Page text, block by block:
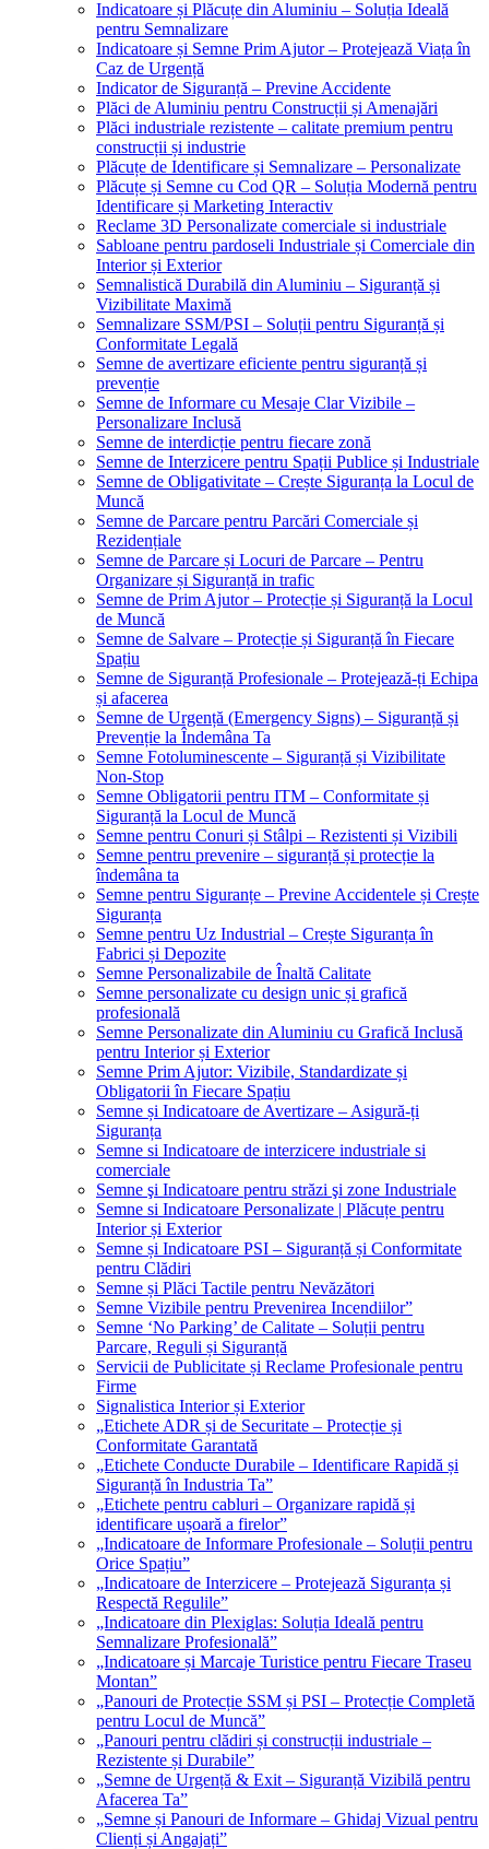
Indicatoare și Plăcuțe din Aluminiu – Soluția Ideală
pentru Semnalizare
Indicatoare și Semne Prim Ajutor – Protejează Viața în
Caz de Urgență
Indicator de Siguranță – Previne Accidente
Plăci de Aluminiu pentru Construcții și Amenajări
Plăci industriale rezistente – calitate premium pentru
construcții și industrie
Plăcuțe de Identificare și Semnalizare – Personalizate
Plăcuțe și Semne cu Cod QR – Soluția Modernă pentru
Identificare și Marketing Interactiv
Reclame 3D Personalizate comerciale si industriale
Sabloane pentru pardoseli Industriale și Comerciale din
Interior și Exterior
Semnalistică Durabilă din Aluminiu – Siguranță și
Vizibilitate Maximă
Semnalizare SSM/PSI – Soluții pentru Siguranță și
Conformitate Legală
Semne de avertizare eficiente pentru siguranță și
prevenție
Semne de Informare cu Mesaje Clar Vizibile –
Personalizare Inclusă
Semne de interdicție pentru fiecare zonă
Semne de Interzicere pentru Spații Publice și Industriale
Semne de Obligativitate – Crește Siguranța la Locul de
Muncă
Semne de Parcare pentru Parcări Comerciale și
Rezidențiale
Semne de Parcare și Locuri de Parcare – Pentru
Organizare și Siguranță in trafic
Semne de Prim Ajutor – Protecție și Siguranță la Locul
de Muncă
Semne de Salvare – Protecție și Siguranță în Fiecare
Spațiu
Semne de Siguranță Profesionale – Protejează-ți Echipa
și afacerea
Semne de Urgență (Emergency Signs) – Siguranță și
Prevenție la Îndemâna Ta
Semne Fotoluminescente – Siguranță și Vizibilitate
Non-Stop
Semne Obligatorii pentru ITM – Conformitate și
Siguranță la Locul de Muncă
Semne pentru Conuri și Stâlpi – Rezistenti și Vizibili
Semne pentru prevenire – siguranță și protecție la
îndemâna ta
Semne pentru Siguranțe – Previne Accidentele și Crește
Siguranța
Semne pentru Uz Industrial – Crește Siguranța în
Fabrici și Depozite
Semne Personalizabile de Înaltă Calitate
Semne personalizate cu design unic și grafică
profesională
Semne Personalizate din Aluminiu cu Grafică Inclusă
pentru Interior și Exterior
Semne Prim Ajutor: Vizibile, Standardizate și
Obligatorii în Fiecare Spațiu
Semne și Indicatoare de Avertizare – Asigură-ți
Siguranța
Semne si Indicatoare de interzicere industriale si
comerciale
Semne şi Indicatoare pentru străzi şi zone Industriale
Semne si Indicatoare Personalizate | Plăcuțe pentru
Interior și Exterior
Semne și Indicatoare PSI – Siguranță și Conformitate
pentru Clădiri
Semne și Plăci Tactile pentru Nevăzători
Semne Vizibile pentru Prevenirea Incendiilor”
Semne ‘No Parking’ de Calitate – Soluții pentru
Parcare, Reguli și Siguranță
Servicii de Publicitate și Reclame Profesionale pentru
Firme
Signalistica Interior și Exterior
„Etichete ADR și de Securitate – Protecție și
Conformitate Garantată
„Etichete Conducte Durabile – Identificare Rapidă și
Siguranță în Industria Ta”
„Etichete pentru cabluri – Organizare rapidă și
identificare ușoară a firelor”
„Indicatoare de Informare Profesionale – Soluții pentru
Orice Spațiu”
„Indicatoare de Interzicere – Protejează Siguranța și
Respectă Regulile”
„Indicatoare din Plexiglas: Soluția Ideală pentru
Semnalizare Profesională”
„Indicatoare și Marcaje Turistice pentru Fiecare Traseu
Montan”
„Panouri de Protecție SSM și PSI – Protecție Completă
pentru Locul de Muncă”
„Panouri pentru clădiri și construcții industriale –
Rezistente și Durabile”
„Semne de Urgență & Exit – Siguranță Vizibilă pentru
Afacerea Ta”
„Semne și Panouri de Informare – Ghidaj Vizual pentru
Clienți și Angajați”